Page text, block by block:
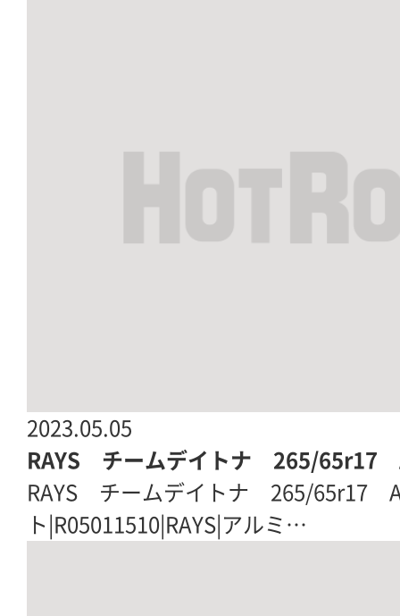
2023.05.05
RAYS チームデイトナ 265/65r17
RAYS チームデイトナ 265/65r17
ト|R05011510|RAYS|アルミ…